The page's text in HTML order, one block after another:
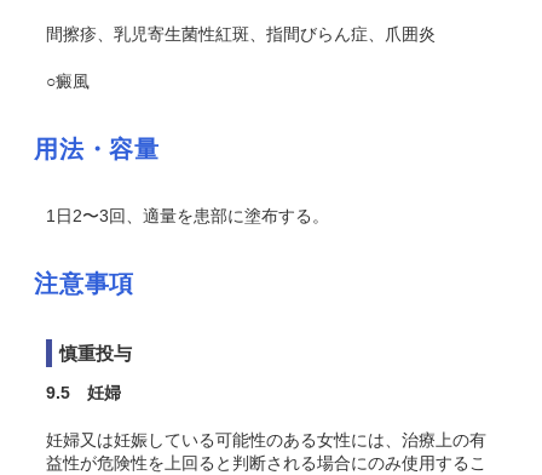
間擦疹、乳児寄生菌性紅斑、指間びらん症、爪囲炎
○癜風
用法・容量
1日2〜3回、適量を患部に塗布する。
注意事項
慎重投与
9.5 妊婦
妊婦又は妊娠している可能性のある女性には、治療上の有
益性が危険性を上回ると判断される場合にのみ使用するこ